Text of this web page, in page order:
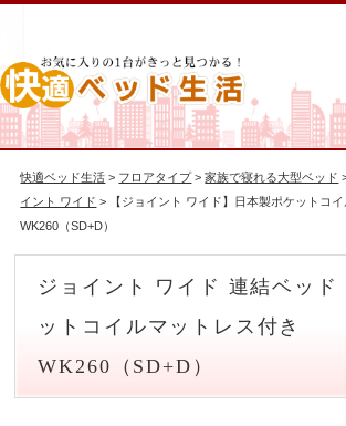
快適ベッド生活 > フロアタイプ >家族で寝れる大型ベッド
イント ワイド > 【ジョイント ワイド】日本製ポケットコ
WK260（SD+D）
ジョイント ワイド 連結ベッド
ットコイルマットレス付き
WK260（SD+D）